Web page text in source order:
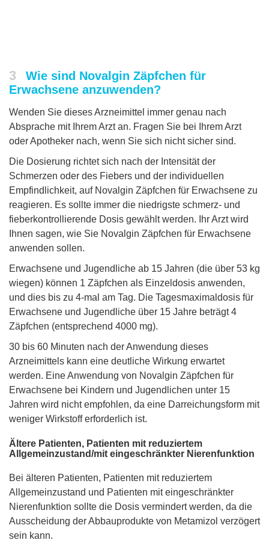
3
Wie sind Novalgin Zäpfchen für
Erwachsene anzuwenden?
Wenden Sie dieses Arzneimittel immer genau nach
Absprache mit Ihrem Arzt an. Fragen Sie bei Ihrem Arzt
oder Apotheker nach, wenn Sie sich nicht sicher sind.
Die Dosierung richtet sich nach der Intensität der
Schmerzen oder des Fiebers und der individuellen
Empfindlichkeit, auf Novalgin Zäpfchen für Erwachsene zu
reagieren. Es sollte immer die niedrigste schmerz- und
fieberkontrollierende Dosis gewählt werden. Ihr Arzt wird
Ihnen sagen, wie Sie Novalgin Zäpfchen für Erwachsene
anwenden sollen.
Erwachsene und Jugendliche ab 15 Jahren (die über 53 kg
wiegen) können 1 Zäpfchen als Einzeldosis anwenden,
und dies bis zu 4-mal am Tag. Die Tagesmaximaldosis für
Erwachsene und Jugendliche über 15 Jahre beträgt 4
Zäpfchen (entsprechend 4000 mg).
30 bis 60 Minuten nach der Anwendung dieses
Arzneimittels kann eine deutliche Wirkung erwartet
werden. Eine Anwendung von Novalgin Zäpfchen für
Erwachsene bei Kindern und Jugendlichen unter 15
Jahren wird nicht empfohlen, da eine Darreichungsform mit
weniger Wirkstoff erforderlich ist.
Ältere Patienten, Patienten mit reduziertem
Allgemeinzustand/mit eingeschränkter Nierenfunktion
Bei älteren Patienten, Patienten mit reduziertem
Allgemeinzustand und Patienten mit eingeschränkter
Nierenfunktion sollte die Dosis vermindert werden, da die
Ausscheidung der Abbauprodukte von Metamizol verzögert
sein kann.